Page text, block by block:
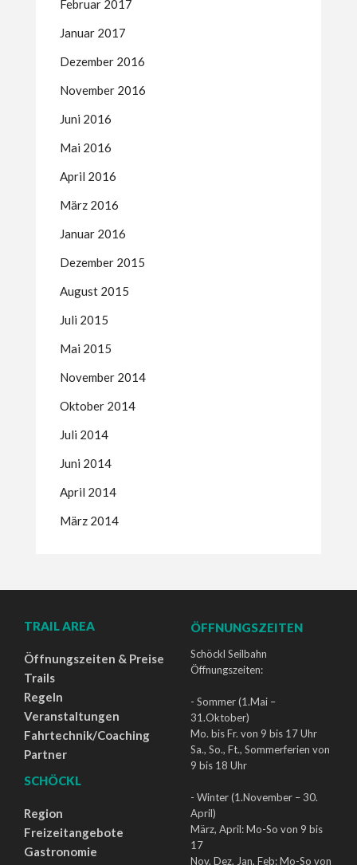
Februar 2017
Januar 2017
Dezember 2016
November 2016
Juni 2016
Mai 2016
April 2016
März 2016
Januar 2016
Dezember 2015
August 2015
Juli 2015
Mai 2015
November 2014
Oktober 2014
Juli 2014
Juni 2014
April 2014
März 2014
TRAIL AREA
Öffnungszeiten & Preise
Trails
Regeln
Veranstaltungen
Fahrtechnik/Coaching
Partner
SCHÖCKL
Region
Freizeitangebote
Gastronomie
ÖFFNUNGSZEITEN
Schöckl Seilbahn
Öffnungszeiten:
- Sommer (1.Mai –
31.Oktober)
Mo. bis Fr. von 9 bis 17 Uhr
Sa., So., Ft., Sommerferien von
9 bis 18 Uhr
- Winter (1.November – 30.
April)
März, April: Mo-So von 9 bis
17
Nov, Dez, Jan, Feb: Mo-So von